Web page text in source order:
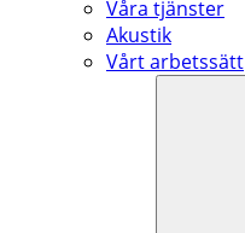
Våra tjänster
Akustik
Vårt arbetssätt